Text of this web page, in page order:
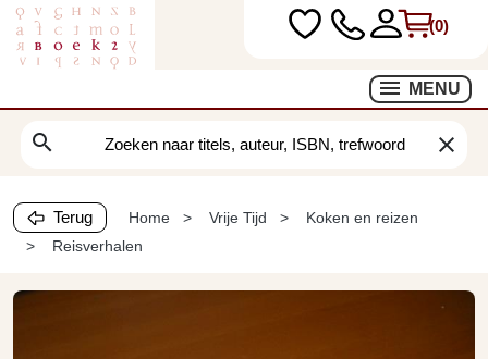
(0)
MENU
search clear
Terug Home Vrije Tijd
Koken en reizen
Reisverhalen